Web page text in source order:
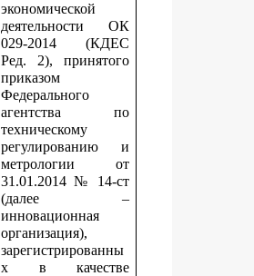
экономической
деятельности ОК
029-2014 (КДЕС
Ред. 2), принятого
приказом
Федерального
агентства по
техническому
регулированию и
метрологии от
31.01.2014 № 14-ст
(далее –
инновационная
организация),
зарегистрированны
х в качестве